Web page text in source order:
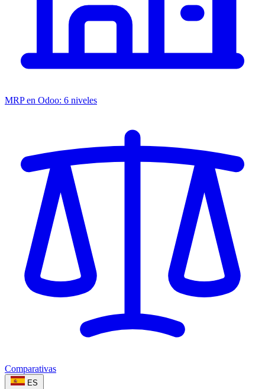
MRP en Odoo: 6 niveles
Comparativas
ES